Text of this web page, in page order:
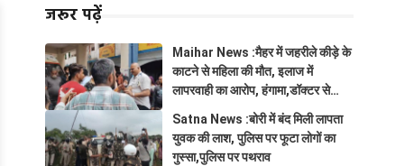
जरूर पढ़ें
Maihar News :मैहर में जहरीले कीड़े के
काटने से महिला की मौत, इलाज में
लापरवाही का आरोप, हंगामा,डॉक्टर से
Satna News :बोरी में बंद मिली लापता
युवक की लाश, पुलिस पर फूटा लोगों का
गुस्सा,पुलिस पर पथराव